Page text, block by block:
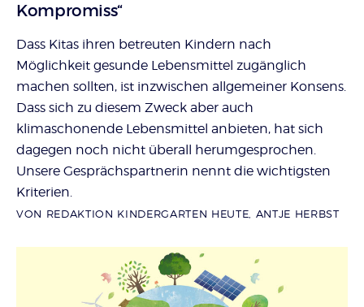
Kompromiss“
Dass Kitas ihren betreuten Kindern nach
Möglichkeit gesunde Lebensmittel zugänglich
machen sollten, ist inzwischen allgemeiner Konsens.
Dass sich zu diesem Zweck aber auch
klimaschonende Lebensmittel anbieten, hat sich
dagegen noch nicht überall herumgesprochen.
Unsere Gesprächspartnerin nennt die wichtigsten
Kriterien.
VON REDAKTION KINDERGARTEN HEUTE, ANTJE HERBST